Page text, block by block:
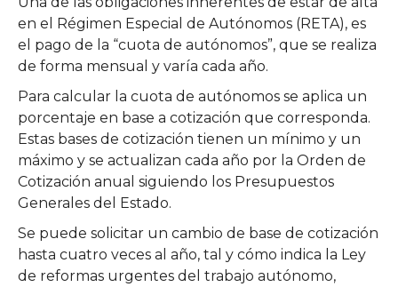
en el Régimen Especial de Autónomos (RETA), es
el pago de la “cuota de autónomos”, que se realiza
de forma mensual y varía cada año.
Para calcular la cuota de autónomos se aplica un
porcentaje en base a cotización que corresponda.
Estas bases de cotización tienen un mínimo y un
máximo y se actualizan cada año por la Orden de
Cotización anual siguiendo los Presupuestos
Generales del Estado.
Se puede solicitar un cambio de base de cotización
hasta cuatro veces al año, tal y cómo indica la Ley
de reformas urgentes del trabajo autónomo,